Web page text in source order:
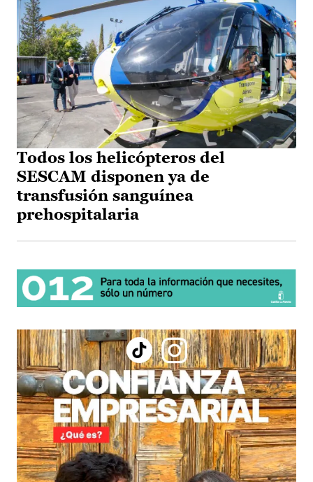
Todos los helicópteros del
SESCAM disponen ya de
transfusión sanguínea
prehospitalaria